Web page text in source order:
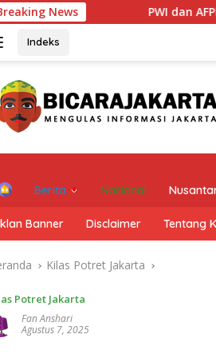
News PWI dan AFPI Perkuat
Indeks
H
e
Berita Nasional
Banner Disclaimer Tentang
Kilas Potret Jakarta
Potret Jakarta
Fan Anshari
Agustus 7, 2025